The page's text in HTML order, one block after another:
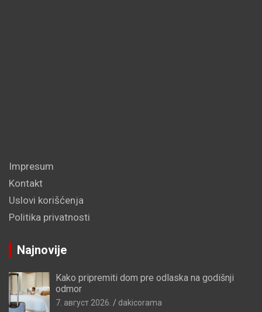
Impresum
Kontakt
Uslovi korišćenja
Politika privatnosti
Najnovije
Kako pripremiti dom pre odlaska na godišnji
odmor
7. август 2026. dakicorama